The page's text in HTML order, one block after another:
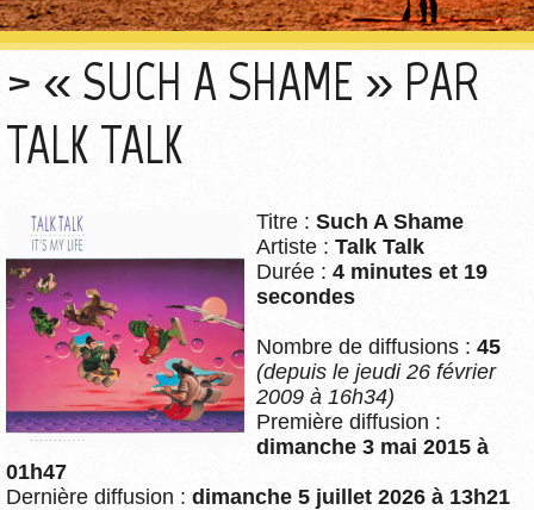
« SUCH A SHAME » PAR
TALK TALK
Titre : Such A Shame
Artiste : Talk Talk
Durée : 4 minutes et 19
secondes
Nombre de diffusions : 45
(depuis le jeudi 26 février
2009 à 16h34)
Première diffusion :
dimanche 3 mai 2015 à
01h47
Dernière diffusion : dimanche 5 juillet 2026 à 13h21